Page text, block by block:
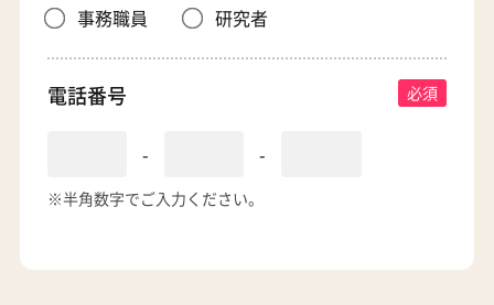
事務職員 研究者
電話番号
- -
※半角数字でご入力ください。